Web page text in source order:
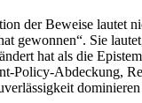
der Beweise lautet
gewonnen“. Sie
hat als die
Policy-Abdeckung,